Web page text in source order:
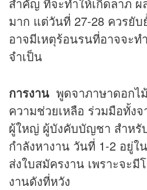
มาก แต่วันที่ 27-28 ควรยับ
อาจมีเหตุร้อนรนที่อาจจะท
จำเป็น
การงาน พูดจาภาษาดอกไ
ความช่วยเหลือ ร่วมมือทั้ง
ผู้ใหญ่ ผู้บังคับบัญชา สำหรั
กำลังหางาน วันที่ 1-2 อยู่
ส่งใบสมัครงาน เพราะจะ
งานดังที่หวัง